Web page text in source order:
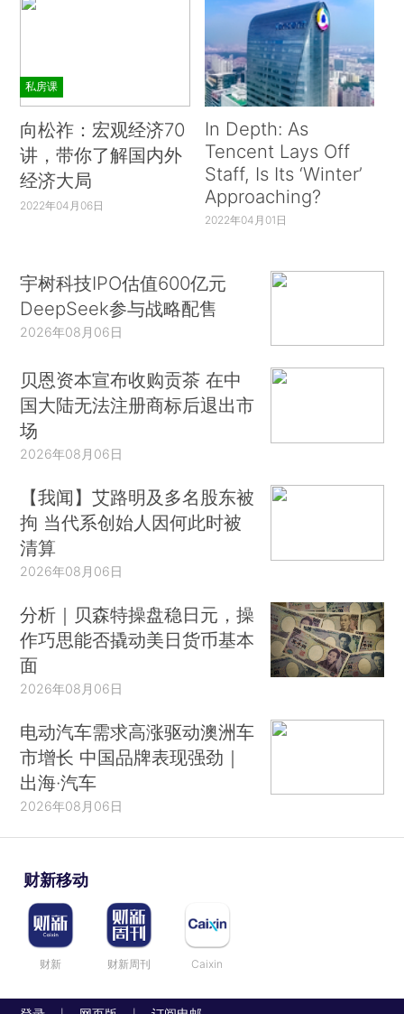
私房课
向松祚：宏观经济70
讲，带你了解国内外
经济大局
2022年04月06日
In Depth: As
Tencent Lays Off
Staff, Is Its ‘Winter’
Approaching?
2022年04月01日
宇树科技IPO估值600亿元
DeepSeek参与战略配售
2026年08月06日
贝恩资本宣布收购贡茶 在中
国大陆无法注册商标后退出市
场
2026年08月06日
【我闻】艾路明及多名股东被
拘 当代系创始人因何此时被
清算
2026年08月06日
分析｜贝森特操盘稳日元，操
作巧思能否撬动美日货币基本
面
2026年08月06日
电动汽车需求高涨驱动澳洲车
市增长 中国品牌表现强劲｜
出海·汽车
2026年08月06日
财新移动
财新 财新周刊 Caixin